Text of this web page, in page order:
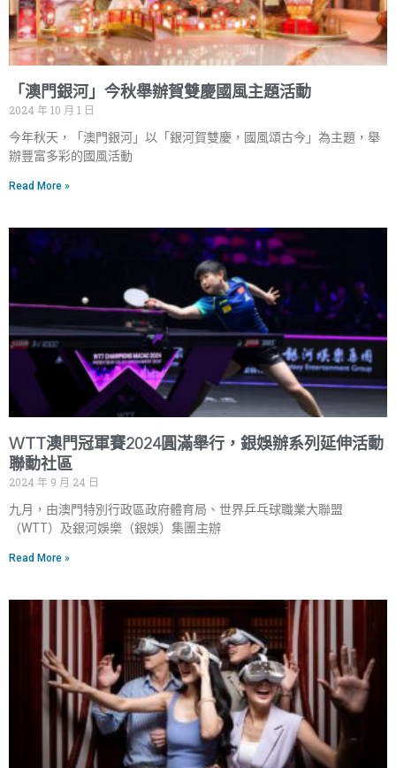
「澳門銀河」今秋舉辦賀雙慶國風主題活動
2024 年 10 月 1 日
今年秋天，「澳門銀河」以「銀河賀雙慶，國風頌古今」為主題，舉
辦豐富多彩的國風活動
Read More »
WTT澳門冠軍賽2024圓滿舉行，銀娛辦系列延伸活動
聯動社區
2024 年 9 月 24 日
九月，由澳門特別行政區政府體育局、世界乒乓球職業大聯盟
（WTT）及銀河娛樂（銀娛）集團主辦
Read More »